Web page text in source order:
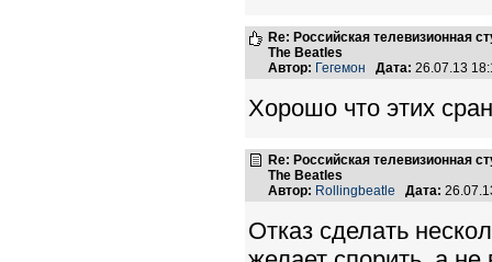
Re: Российская телевизионная
The Beatles
Автор: Гегемон Дата: 26.07.13
Хорошо что этих
Re: Российская телевизионная
The Beatles
Автор: Rollingbeatle Дата:
Отказ сделать